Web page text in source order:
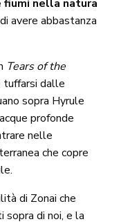
nella natura
avere abbastanza
Tears of the
tuffarsi dalle
sopra Hyrule
profonde
nelle
che copre
di Zonai che
di noi, e la